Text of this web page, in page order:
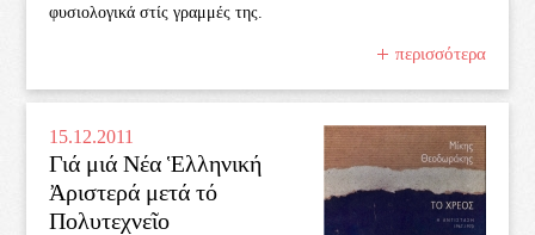
φυσιολογικά στίς γραμμές της.
περισσότερα
15.12.2011
Γιά μιά Νέα Ἑλληνική
Ἀριστερά μετά τό
Πολυτεχνεῖο